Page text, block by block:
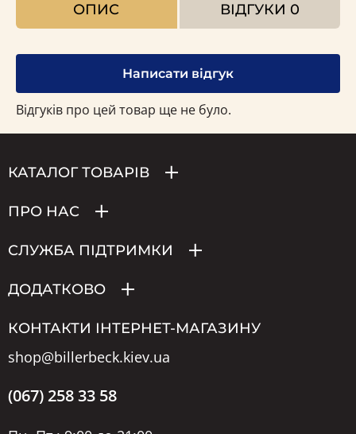
ОПИС ВІДГУКИ 0
Написати відгук
Відгуків про цей товар ще не було.
КАТАЛОГ ТОВАРІВ
ПРО НАС
СЛУЖБА ПІДТРИМКИ
ДОДАТКОВО
КОНТАКТИ ІНТЕРНЕТ-МАГАЗИНУ
shop@billerbeck.kiev.ua
(067) 258 33 58